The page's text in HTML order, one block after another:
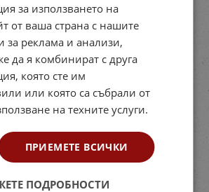
за използването на
от ваша страна с нашите
за реклама и анализи,
да я комбинират с друга
която сте им
или която са събрали от
на техните услуги.
ПРИЕМЕТЕ ВСИЧКИ
ПОДРОБНОСТИ